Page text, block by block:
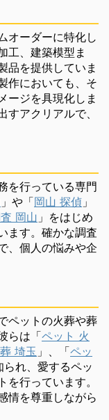
オーダーに特化し
工、建築模型ま
品を提供していま
作においても、そ
ージを具現化しま
アクリアルで、
を行っている専門
」や「岡山 探偵 」
岡山 」をはじめ
ます。確かな調査
、個人の悩みや企
ペットの火葬や葬
らは「ペット 火
埼玉 」、「ペッ
られ、愛するペッ
を行っています。
情を尊重しながら